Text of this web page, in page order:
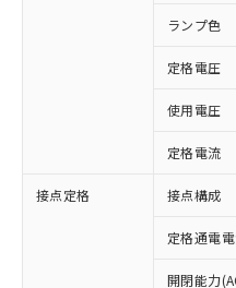
ランプ色
定格電圧
使用電圧
定格電流
接点定格 接点構成
定格通電
開閉能力
ご利用条件
※1 対応状況
対応済み：EU
非含有に対応した
す。
対応予定：EU
有に対応した製品